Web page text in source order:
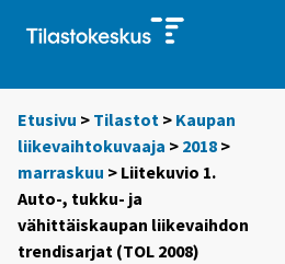
Etusivu > Tilastot > Kaupan
liikevaihtokuvaaja > 2018 >
marraskuu > Liitekuvio 1.
Auto-, tukku- ja
vähittäiskaupan liikevaihdon
trendisarjat (TOL 2008)